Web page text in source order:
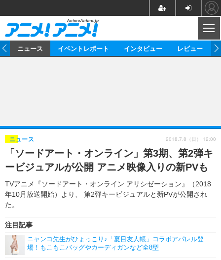
ゲーム グッズ
イベント 海外
海外イベント ビジネス
俳優・タレント アーティスト
ビジネス
アニメ 実写
イベント
ゲーム 座談会
動画
アニメ！アニメ！TV ABEMA Cafe
ニュース イベントレポート インタビュー レビュー
「ソードアート・オンライン」第3期、第2弾キ
ービジュアルが公開 アニメ映像入りの新PVも
TVアニメ『ソードアート・オンライン アリシゼーション』（2018
年10月放送開始）より、 第2弾キービジュアルと新PVが公開され
た。
ニュース
注目記事
ニャンコ先生がひょっこり♪「夏目友人帳」コラボアパレル登
場！もこもこバッグやカーディガンなど全8型
2018.7.8（日） 12:00